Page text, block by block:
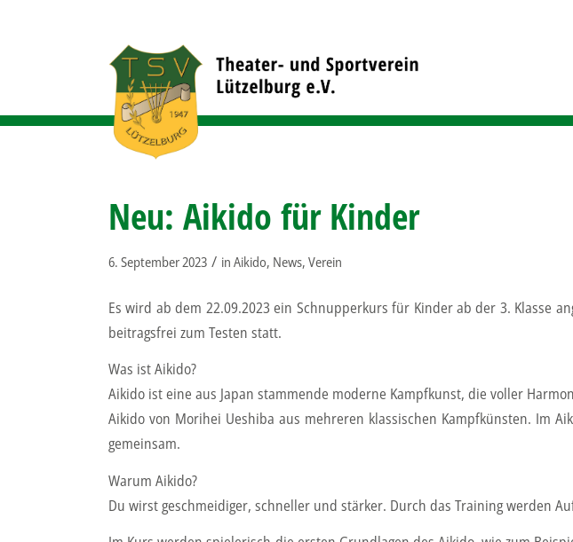
Neu: Aikido für Kinder
6. September 2023 / in Aikido, News, Verein
Es wird ab dem 22.09.2023 ein Schnupperkurs für Kinder ab der 3. Klasse
beitragsfrei zum Testen statt.
Was ist Aikido?
Aikido ist eine aus Japan stammende moderne Kampfkunst, die voller
Aikido von Morihei Ueshiba aus mehreren klassischen Kampfkünsten. Im
gemeinsam.
Warum Aikido?
Du wirst geschmeidiger, schneller und stärker. Durch das Training werden